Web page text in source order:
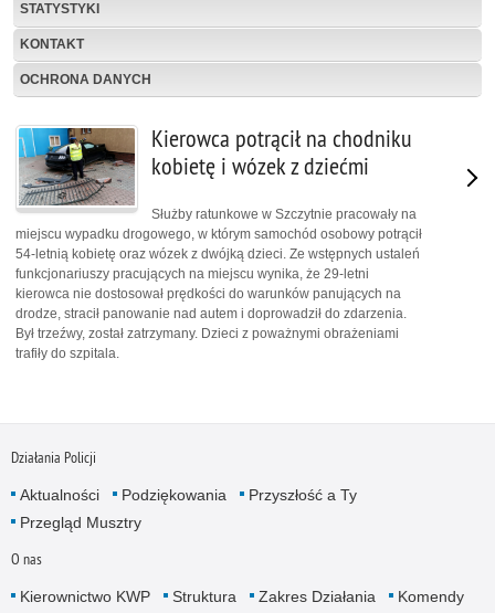
STATYSTYKI
KONTAKT
OCHRONA DANYCH
Kierowca potrącił na chodniku
kobietę i wózek z dziećmi
Służby ratunkowe w Szczytnie pracowały na
miejscu wypadku drogowego, w którym samochód osobowy potrącił
54-letnią kobietę oraz wózek z dwójką dzieci. Ze wstępnych ustaleń
funkcjonariuszy pracujących na miejscu wynika, że 29-letni
kierowca nie dostosował prędkości do warunków panujących na
drodze, stracił panowanie nad autem i doprowadził do zdarzenia.
Był trzeźwy, został zatrzymany. Dzieci z poważnymi obrażeniami
trafiły do szpitala.
Działania Policji
Aktualności Podziękowania
Przyszłość a Ty
Przegląd Musztry
O nas
Kierownictwo KWP Struktura Zakres Działania
Komendy